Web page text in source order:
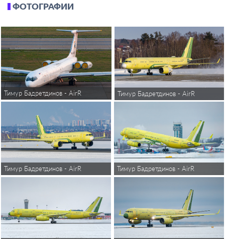
ФОТОГРАФИИ
Тимур Бадретдинов - AirReview Тимур Бадретдинов - AirReview
Тимур Бадретдинов - AirReview Тимур Бадретдинов - AirReview